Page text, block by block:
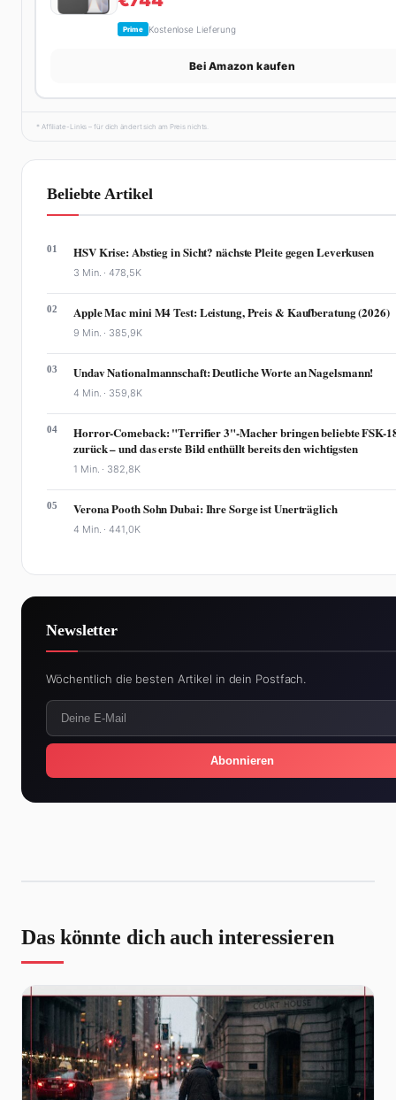
Prime Kostenlose Lieferung
Bei Amazon kaufen
* Affiliate-Links – für dich ändert sich am Preis nichts.
Beliebte Artikel
01 HSV Krise: Abstieg in Sicht? nächste Pleite gegen Leverkusen
3 Min. ·478,5K
02 Apple Mac mini M4 Test: Leistung, Preis & Kaufberatung (2026)
9 Min. · 385,9K
03 Undav Nationalmannschaft: Deutliche Worte an Nagelsmann!
4 Min. · 359,8K
04
Horror-Comeback: "Terrifier 3"-Macher bringen beliebte FSK-
zurück – und das erste Bild enthüllt bereits den wichtigsten
1 Min. · 382,8K
05 Verona Pooth Sohn Dubai: Ihre Sorge ist Unerträglich
4 Min. ·441,0K
Newsletter
Wöchentlich die besten Artikel in dein Postfach.
Abonnieren
Das könnte dich auch interessieren